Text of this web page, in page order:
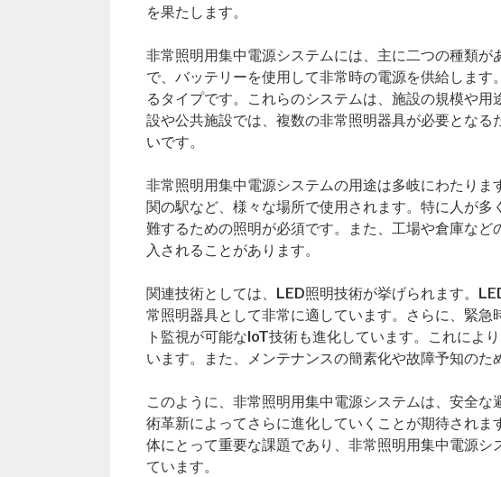
を果たします。
非常照明用集中電源システムには、主に二つの種類
で、バッテリーを使用して非常時の電源を供給しま
るタイプです。これらのシステムは、施設の規模や
設や公共施設では、複数の非常照明器具が必要とな
いです。
非常照明用集中電源システムの用途は多岐にわたり
関の駅など、様々な場所で使用されます。特に人が
難するための照明が必須です。また、工場や倉庫な
入されることがあります。
関連技術としては、LED照明技術が挙げられます。
常照明器具として非常に適しています。さらに、緊
ト監視が可能なIoT技術も進化しています。これによ
います。また、メンテナンスの簡素化や故障予知のた
このように、非常照明用集中電源システムは、安全
術革新によってさらに進化していくことが期待され
体にとって重要な課題であり、非常照明用集中電源
ています。